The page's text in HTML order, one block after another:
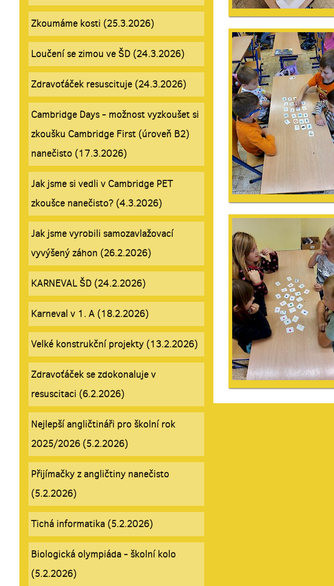
Zkoumáme kosti (25.3.2026)
Loučení se zimou ve ŠD (24.3.2026)
Zdravoťáček resuscituje (24.3.2026)
Cambridge Days - možnost vyzkoušet si
zkoušku Cambridge First (úroveň B2)
nanečisto (17.3.2026)
Jak jsme si vedli v Cambridge PET
zkoušce nanečisto? (4.3.2026)
Jak jsme vyrobili samozavlažovací
vyvýšený záhon (26.2.2026)
KARNEVAL ŠD (24.2.2026)
Karneval v 1. A (18.2.2026)
Velké konstrukční projekty (13.2.2026)
Zdravoťáček se zdokonaluje v
resuscitaci (6.2.2026)
Nejlepší angličtináři pro školní rok
2025/2026 (5.2.2026)
Přijímačky z angličtiny nanečisto
(5.2.2026)
Tichá informatika (5.2.2026)
Biologická olympiáda - školní kolo
(5.2.2026)